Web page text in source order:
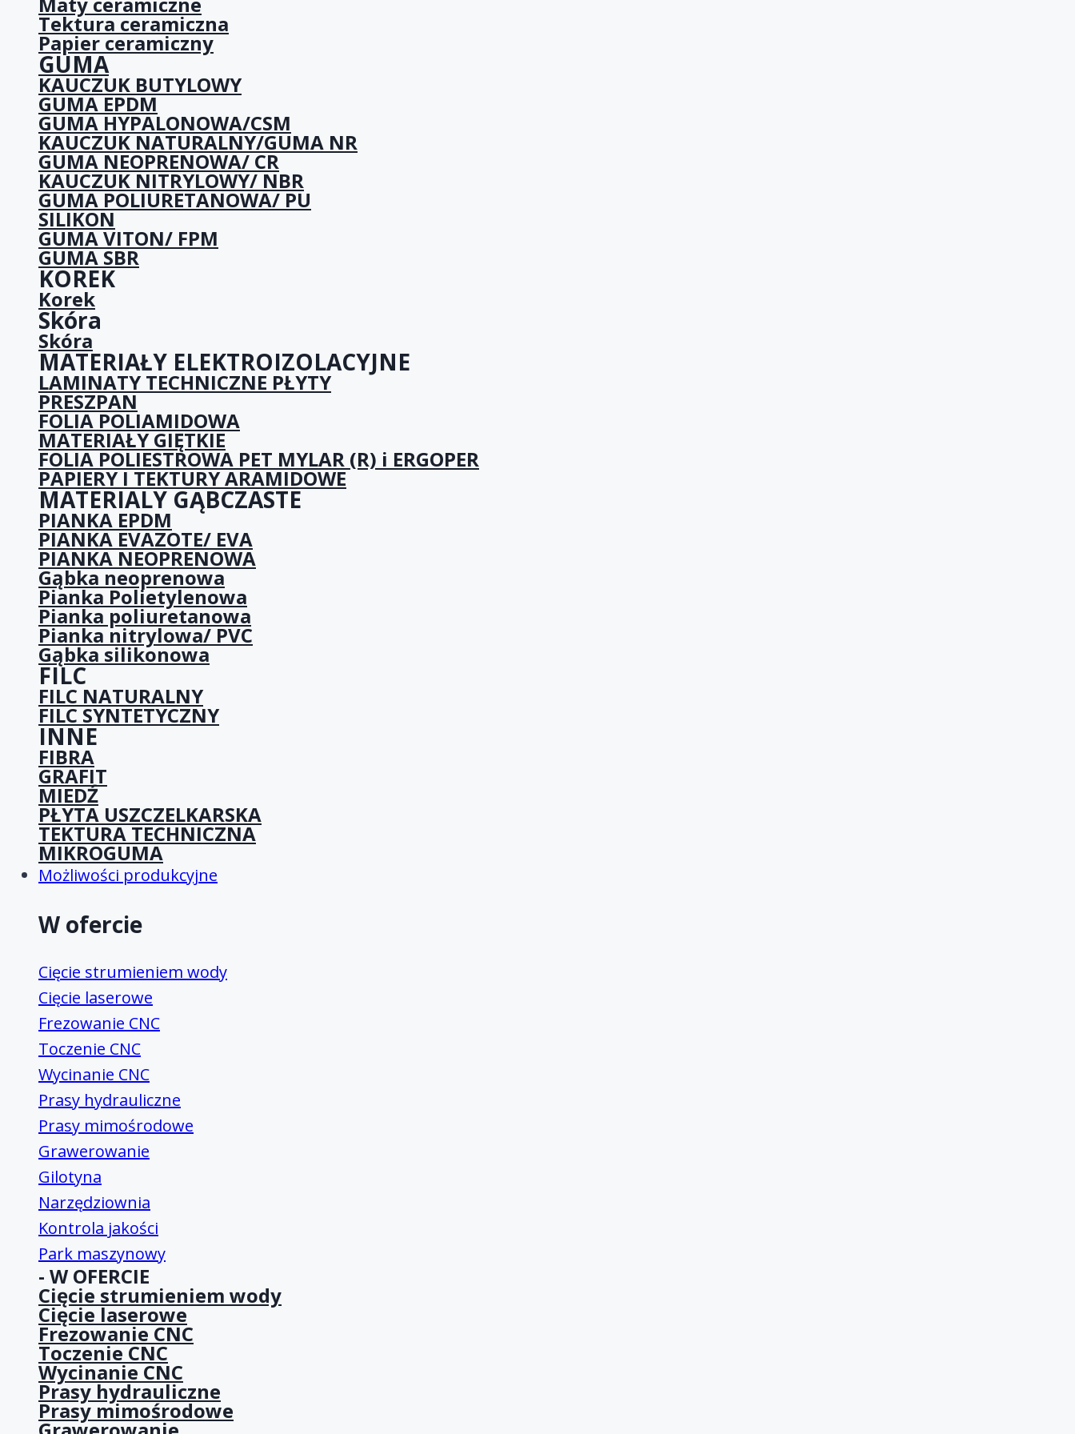
Tektura ceramiczna
Papier ceramiczny
GUMA
KAUCZUK BUTYLOWY
GUMA EPDM
GUMA HYPALONOWA/CSM
KAUCZUK NATURALNY/GUMA NR
GUMA NEOPRENOWA/ CR
KAUCZUK NITRYLOWY/ NBR
GUMA POLIURETANOWA/ PU
SILIKON
GUMA VITON/ FPM
GUMA SBR
KOREK
Korek
Skóra
Skóra
MATERIAŁY ELEKTROIZOLACYJNE
LAMINATY TECHNICZNE PŁYTY
PRESZPAN
FOLIA POLIAMIDOWA
MATERIAŁY GIĘTKIE
FOLIA POLIESTROWA PET MYLAR (R) i ERGOPER
PAPIERY I TEKTURY ARAMIDOWE
MATERIALY GĄBCZASTE
PIANKA EPDM
PIANKA EVAZOTE/ EVA
PIANKA NEOPRENOWA
Gąbka neoprenowa
Pianka Polietylenowa
Pianka poliuretanowa
Pianka nitrylowa/ PVC
Gąbka silikonowa
FILC
FILC NATURALNY
FILC SYNTETYCZNY
INNE
FIBRA
GRAFIT
MIEDŹ
PŁYTA USZCZELKARSKA
TEKTURA TECHNICZNA
MIKROGUMA
Możliwości produkcyjne
W ofercie
Cięcie strumieniem wody
Cięcie laserowe
Frezowanie CNC
Toczenie CNC
Wycinanie CNC
Prasy hydrauliczne
Prasy mimośrodowe
Grawerowanie
Gilotyna
Narzędziownia
Kontrola jakości
Park maszynowy
- W OFERCIE
Cięcie strumieniem wody
Cięcie laserowe
Frezowanie CNC
Toczenie CNC
Wycinanie CNC
Prasy hydrauliczne
Prasy mimośrodowe